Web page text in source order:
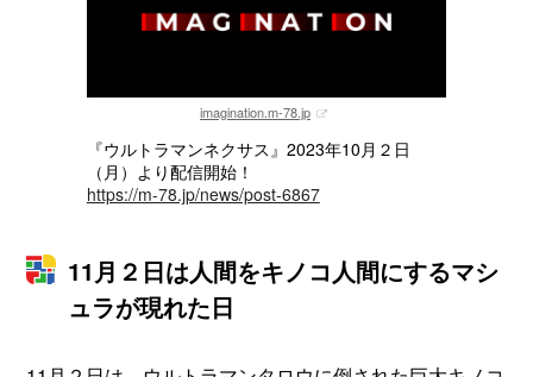
imagination.m-78.jp
『ウルトラマンネクサス』2023年10月２日
（月）より配信開始！
https://m-78.jp/news/post-6867
11月２日は人間をキノコ人間にするマシ
ュラが現れた日